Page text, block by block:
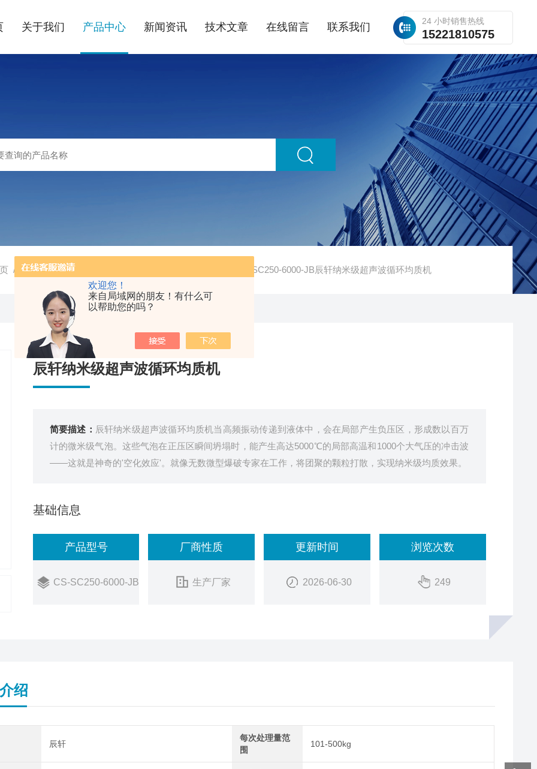
欢迎您！
来自局域网的朋友！有什么可
以帮助您的吗？
24 小时销售热线
15221810575
关于我们 产品中心 新闻资讯 技术文章 在线留言 联系我们
/ 产品中心/超声波均质机 / CS-SC250-6000-JB辰轩纳米级超声波循环均质机
辰轩纳米级超声波循环均质机
简要描述： 辰轩纳米级超声波循环均质机当高频振动传递到液体中，会在局部产生负压区，形成数以百万
计的微米级气泡。这些气泡在正压区瞬间坍塌时，能产生高达5000℃的局部高温和1000个大气压的冲击波
——这就是神奇的'空化效应'。就像无数微型爆破专家在工作，将团聚的颗粒打散，实现纳米级均质效果。
基础信息
产品型号
CS-SC250-6000-JB
厂商性质
生产厂家
更新时间
2026-06-30
浏览次数
249
绍
辰轩
每次处理量范
围
101-500kg